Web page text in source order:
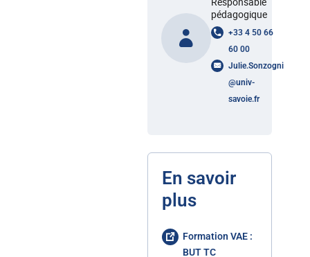
pédagogique
+33 4 50 66
60 00
Julie.Sonzogni
@univ-
savoie.fr
En savoir
plus
Formation VAE :
BUT TC